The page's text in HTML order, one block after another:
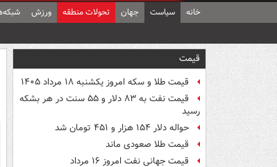
خانه سیاست جهان تحولات منطقه ورزش
قیمت
قیمت طلا و سکه امروز یکشنبه ۱۸ مرداد ۱۴۰۵
قیمت نفت به ۸۳ دلار و ۵۵ سنت در هر بشکه
رسید
حواله دلار ۱۵۴ هزار و ۴۵۱ تومان شد
قیمت طلا صعودی ماند
قیمت جهانی نفت امروز ۱۶ مرداد